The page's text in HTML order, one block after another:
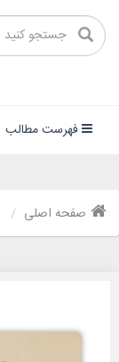
فهرست مطالب
صفحه اصلی